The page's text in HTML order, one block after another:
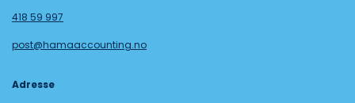
418 59 997
post@hamaaccounting.no
Adresse